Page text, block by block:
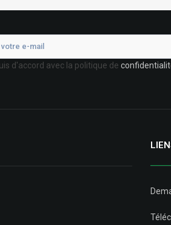
d'accord avec la politique de